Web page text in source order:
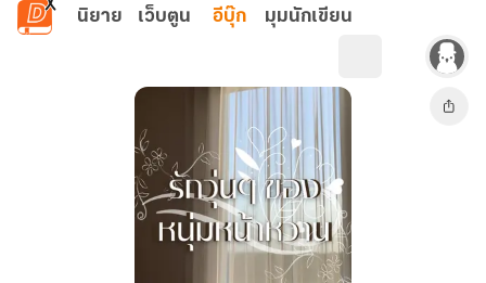
ข้ามไปยังเนื้อหาหลัก
นิยาย เว็บตูน อีบุ๊ก มุมนักเขียน